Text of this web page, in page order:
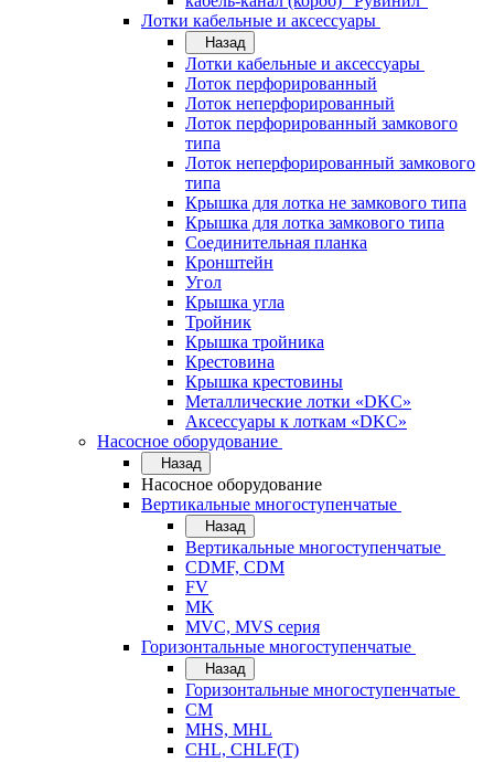
Лотки кабельные и аксессуары
Назад
Лотки кабельные и аксессуары
Лоток перфорированный
Лоток неперфорированный
Лоток перфорированный замкового
типа
Лоток неперфорированный замкового
типа
Крышка для лотка не замкового типа
Крышка для лотка замкового типа
Соединительная планка
Кронштейн
Угол
Крышка угла
Тройник
Крышка тройника
Крестовина
Крышка крестовины
Металлические лотки «DKC»
Аксессуары к лоткам «DKC»
Насосное оборудование
Назад
Насосное оборудование
Вертикальные многоступенчатые
Назад
Вертикальные многоступенчатые
CDMF, CDM
FV
MK
MVC, MVS серия
Горизонтальные многоступенчатые
Назад
Горизонтальные многоступенчатые
CM
MHS, MHL
CHL, CHLF(T)